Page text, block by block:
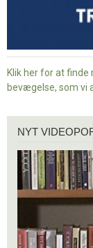
Klik her for at
bevægelse, som vi
videoportræt
NYT